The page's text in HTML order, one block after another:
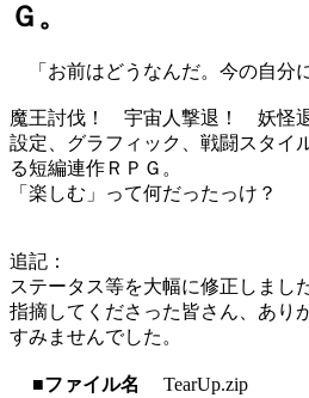
Ｇ。
「お前はどうなんだ。今の自分
魔王討伐！ 宇宙人撃退！ 妖怪
設定、グラフィック、戦闘スタイ
る短編連作ＲＰＧ。
「楽しむ」って何だったっけ？
追記：
ステータス等を大幅に修正しました
指摘してくださった皆さん、あり
すみませんでした。
■ファイル名
TearUp.zip